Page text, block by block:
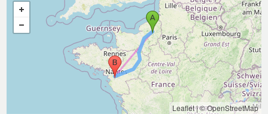
Leaflet|© OpenStreetMap